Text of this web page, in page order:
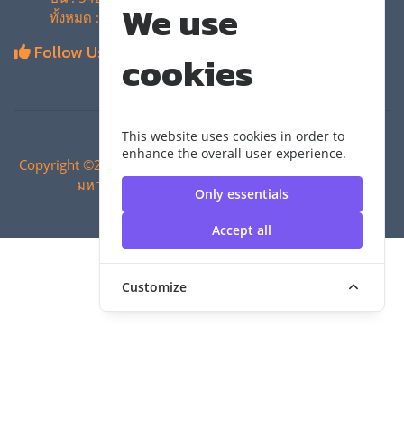
We use
cookies
This website uses cookies in order to
enhance the overall user experience.
Only essentials
Accept all
Customize
ทั้งหมด : 4,133,392 ครั้ง
Follow Us
Copyright ©2024 สำนักวิทยบริการและเทคโนโลยีสารสนเทศ |
มหาวิทยาลัยเทคโนโลยีราชมงคลสุวรรณภูมิ